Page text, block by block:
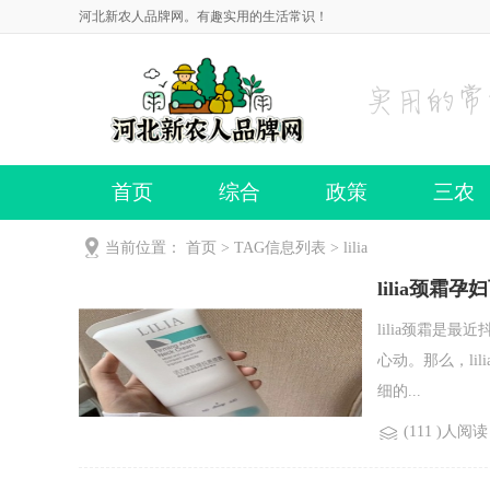
河北新农人品牌网。有趣实用的生活常识！
首页 综合 政策 三农
当前位置： 首页 > TAG信息列表 > lilia
lilia颈霜孕
lilia颈霜是最近
心动。那么，
细的...
(111 )人阅读